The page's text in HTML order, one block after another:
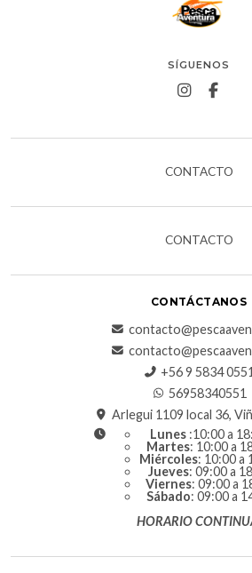
SÍGUENOS
CONTACTO
CONTACTO
CONTÁCTANOS
+56 9 5834 0551
56958340551
Arlegui 1109 local 36,
Lunes :10:00 a
Martes: 10:00 a
Miércoles: 10:00 a
Jueves: 09:00 a
Viernes: 09:00 a
Sábado: 09:00 a
HORARIO